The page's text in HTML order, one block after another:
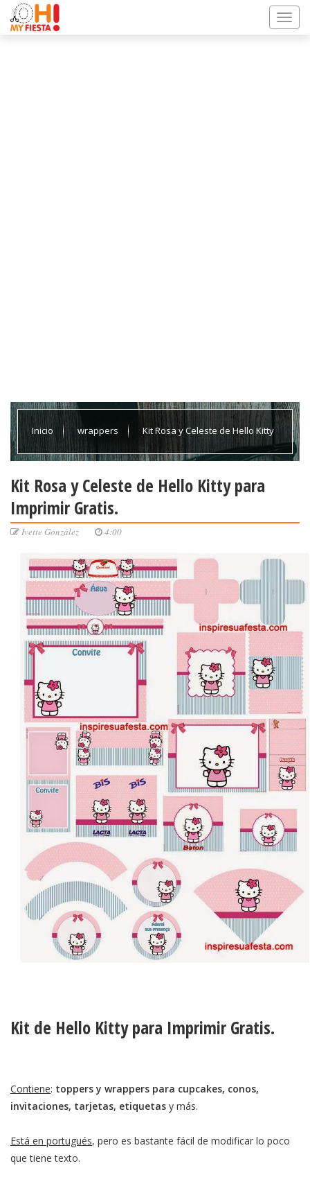
Inicio wrappers Kit Rosa y Celeste de Hello Kitty
Kit Rosa y Celeste de Hello Kitty para
Imprimir Gratis.
Ivette González 4:00
Kit de Hello Kitty para Imprimir Gratis.
Contiene: toppers y wrappers para cupcakes, conos,
invitaciones, tarjetas, etiquetas y más.
Está en portugués, pero es bastante fácil de modificar lo poco
que tiene texto.